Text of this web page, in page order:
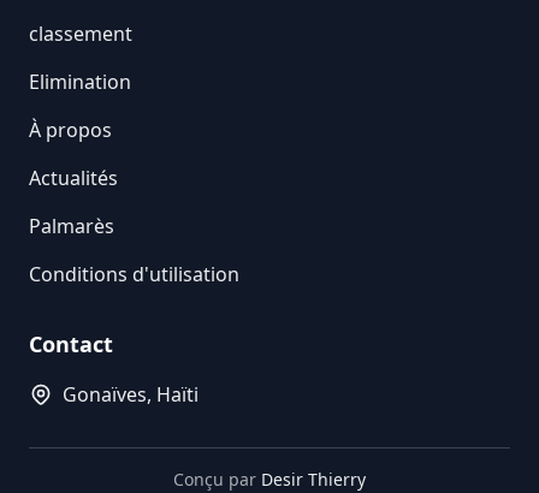
classement
Elimination
À propos
Actualités
Palmarès
Conditions d'utilisation
Contact
Gonaïves, Haïti
Conçu par Desir Thierry